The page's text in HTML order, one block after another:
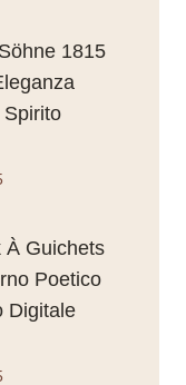
1815
Spirito
À Guichets
Poetico
Digitale